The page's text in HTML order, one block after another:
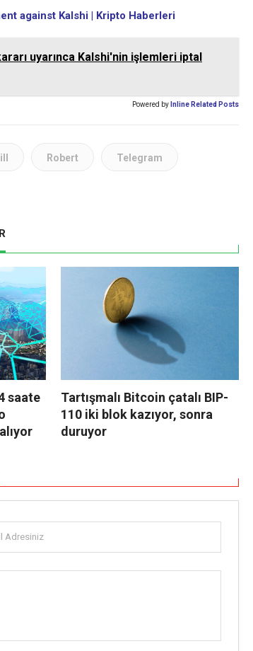
against Kalshi | Kripto Haberleri
uyarınca Kalshi'nin işlemleri iptal
Powered by Inline Related Posts
Robert Telegram
saate
Tartışmalı Bitcoin çatalı BIP-
110 iki blok kazıyor, sonra
duruyor